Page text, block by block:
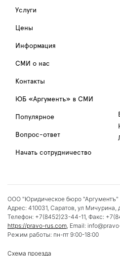
Услуги
Цены
Информация
СМИ о нас
Контакты
ЮБ «Аргументъ» в СМИ
Популярное
Вопрос-ответ
Начать сотрудничество
ООО "Юридическое бюро "Аргументъ"
Адрес: 410031, Саратов, ул Мичурина,
Телефон: +7(8452)23-44-11, Факс:
https://pravo-rus.com, Email:
Режим работы: пн-пт 9:00-18:00
Схема проезда